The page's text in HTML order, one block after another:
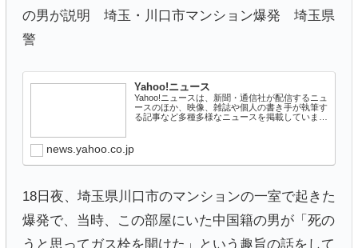
の男が説明 埼玉・川口市マンション爆発 埼玉県
警
Yahoo!ニュース
Yahoo!ニュースは、新聞・通信社が配信するニュ
ースのほか、映像、雑誌や個人の書き手が執筆す
る記事など多種多様なニュースを掲載していま
news.yahoo.co.jp
18日夜、埼玉県川口市のマンションの一室で起きた
爆発で、当時、この部屋にいた中国籍の男が「死の
うと思ってガス栓を開けた」という趣旨の話をして